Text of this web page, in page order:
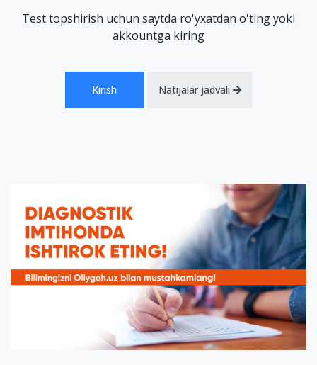
Test topshirish uchun saytda ro'yxatdan o'ting yoki
akkountga kiring
Kirish Natijalar jadvali